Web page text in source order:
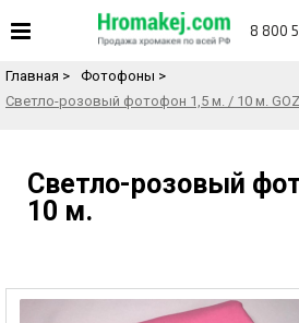
8 800
Назад в каталог товаров
Главная > Фотофоны >
Светло-розовый фотофон 1,5 м. / 10 м.
Светло-розовый
10 м.